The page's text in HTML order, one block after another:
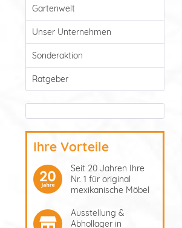
Gartenwelt
Unser Unternehmen
Sonderaktion
Ratgeber
Ihre Vorteile
Seit 20 Jahren Ihre
Nr. 1 für original
mexikanische Möbel
Ausstellung &
Abhollager in